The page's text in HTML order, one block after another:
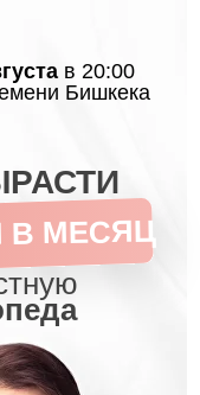
в 20:00
Бишкека
В МЕСЯЦ